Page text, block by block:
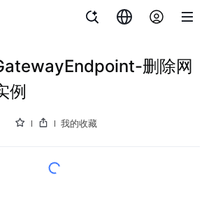
删除网
例
我的收藏